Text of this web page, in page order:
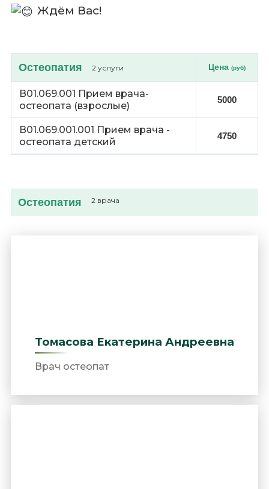
Ждём Вас!
Остеопатия 2 услуги Цена (руб)
В01.069.001 Прием врача-
остеопата (взрослые)
5000
В01.069.001.001 Прием врача -
остеопата детский
4750
Остеопатия 2 врача
Томасова Екатерина Андреевна
Врач остеопат